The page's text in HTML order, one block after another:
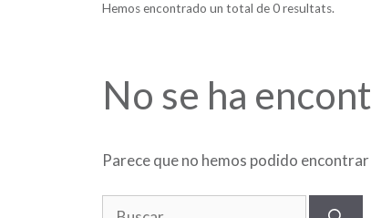
Hemos encontrado un total de 0 resultats.
No se ha
Parece que no hemos podido